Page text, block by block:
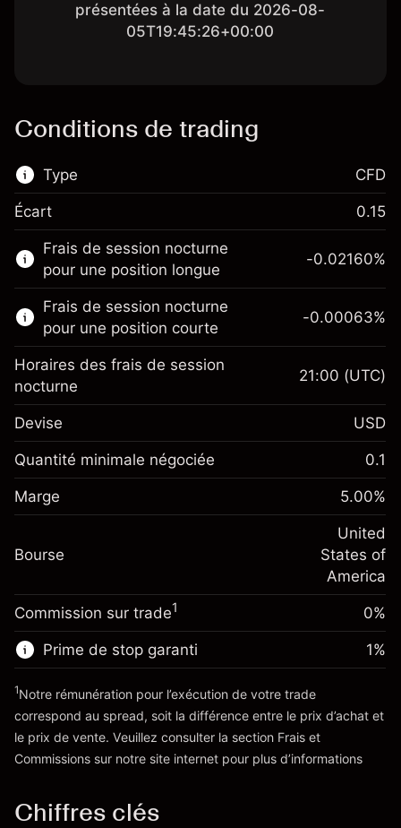
présentées à la date du 2026-08-
05T19:45:26+00:00
Conditions de trading
Type
Ce marché financier est disponible pour le
trading de CFD.
En savoir plus sur :
CFD
CFD
Écart 0.15
Frais de session nocturne
pour une position longue
Marge. Votre
investissement
Ajustement des fonds de
Frais sur la valeur totale de la
-0.021596
%
(-$4.32)
Taille de la position avec effet de levier
Valeur nominale avec effet de levier
-0.02160%
Frais de session nocturne
pour une position courte
Marge. Votre
$1,000.00
de overnight
position
-0.000626
%
(-$0.13)
Taille de la position avec effet de levier
~$20,000.00
Valeur nominale avec effet de levier
Vers la plateforme
-0.00063%
Horaires des frais de session
nocturne
21:00 (UTC)
Devise USD
Quantité minimale négociée 0.1
Marge 5.00%
Bourse
United
States of
America
Commission sur trade1 0%
Prime de stop garanti
'Tarifs et Frais
1%
1Notre rémunération pour l’exécution de votre trade
correspond au spread, soit la différence entre le prix d’achat et
le prix de vente. Veuillez consulter la section Frais et
Commissions sur notre site internet pour plus d’informations
Chiffres clés